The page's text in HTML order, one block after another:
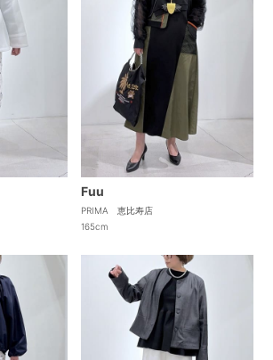
Fuu
PRIMA 恵比寿店
165cm